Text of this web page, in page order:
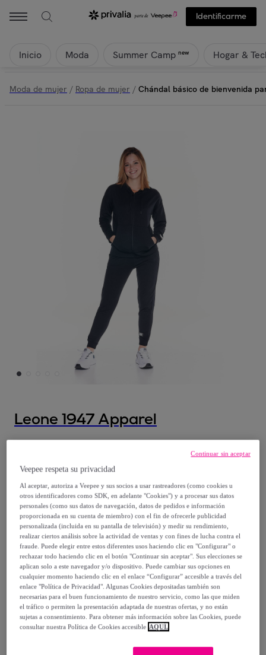
Identificarme
Inicio Moda Summer Camp new Hogar &
Moda de mujer / Ropa de mujer / Chándal básico de bienvenida
Leone 1947 Apparel
59,99 €
136,00 €
-55%
Guía de tallas
Vendido porLeone 1947 Apparel
Entrega
Veepee respeta su privacidad
Al aceptar, autoriza a Veepee y sus socios a usar rastreadores (como cookies u
otros identificadores como SDK, en adelante "Cookies") y a procesar sus datos
personales (como sus datos de navegación, datos de pedidos e información
proporcionada en su cuenta de miembro) con el fin de ofrecerle publicidad
personalizada (incluida en su pantalla de televisión) y medir su rendimiento,
realizar ciertos análisis sobre la actividad de ventas y con fines de lucha contra el
fraude. Puede elegir entre estos diferentes usos haciendo clic en "Configurar" o
rechazar todo haciendo clic en el botón "Continuar sin aceptar". Sus elecciones se
aplican solo a este navegador y/o dispositivo. Puede cambiar sus opciones en
cualquier momento haciendo clic en el enlace “Configurar” accesible a través del
enlace "Política de Privacidad". Algunas Cookies depositadas también son
necesarias para el buen funcionamiento de nuestro servicio, como las que miden
el tráfico o permiten la presentación adaptada de nuestras ofertas, y no están
sujetas a consentimiento. Para obtener más información sobre las Cookies, puede
consultar nuestra Política de Cookies accesible AQUÍ.
Continuar sin aceptar